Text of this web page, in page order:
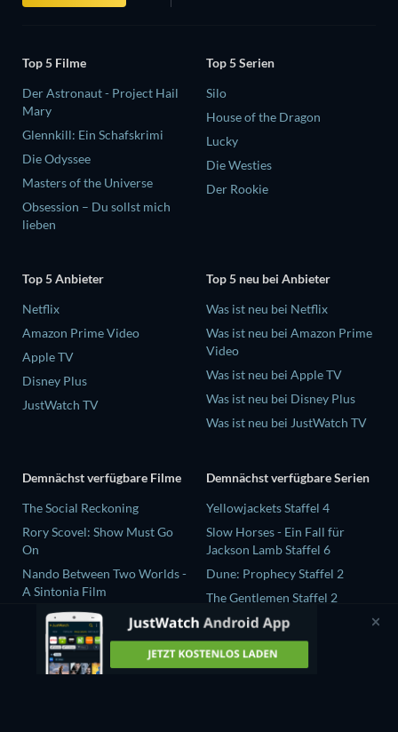
Top 5 Filme
Der Astronaut - Project Hail
Mary
Glennkill: Ein Schafskrimi
Die Odyssee
Masters of the Universe
Obsession – Du sollst mich
lieben
Top 5 Serien
Silo
House of the Dragon
Lucky
Die Westies
Der Rookie
Top 5 Anbieter
Netflix
Amazon Prime Video
Apple TV
Disney Plus
JustWatch TV
Top 5 neu bei Anbieter
Was ist neu bei Netflix
Was ist neu bei Amazon Prime
Video
Was ist neu bei Apple TV
Was ist neu bei Disney Plus
Was ist neu bei JustWatch TV
Demnächst verfügbare Filme
The Social Reckoning
Rory Scovel: Show Must Go
On
Nando Between Two Worlds -
A Sintonia Film
Sunny Dancer
Finding Connection
Demnächst verfügbare Serien
Yellowjackets Staffel 4
Slow Horses - Ein Fall für
Jackson Lamb Staffel 6
Dune: Prophecy Staffel 2
The Gentlemen Staffel 2
Love Is Blind: UK Staffel 3